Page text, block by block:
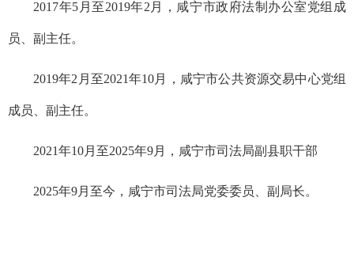
2017年5月至2019年2月，咸宁市政府法制办公室党组成
员、副主任。
2019年2月至2021年10月，咸宁市公共资源交易中心党组
成员、副主任。
2021年10月至2025年9月，咸宁市司法局副县职干部
2025年9月至今，咸宁市司法局党委委员、副局长。